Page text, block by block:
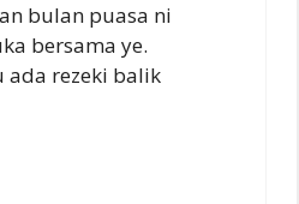
bulan puasa ni
bersama ye.
ada rezeki balik